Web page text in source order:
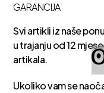
GARANCIJA
Svi artikli iz naše
u trajanju od 12
artikala.
Ukoliko vam se